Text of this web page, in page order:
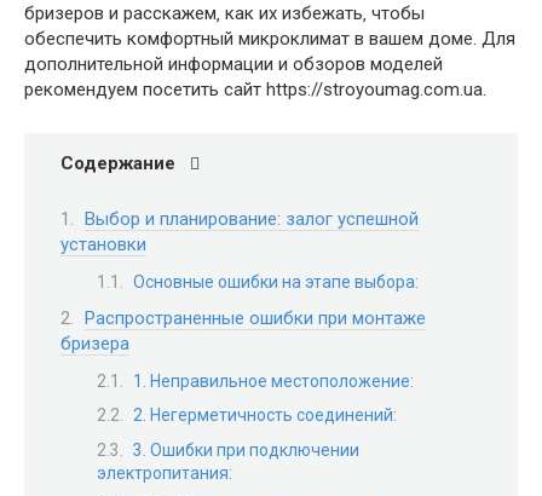
бризеров и расскажем‚ как их избежать‚ чтобы
обеспечить комфортный микроклимат в вашем доме. Для
дополнительной информации и обзоров моделей
рекомендуем посетить сайт https://stroyoumag.com.ua.
Содержание
Выбор и планирование: залог успешной
установки
Основные ошибки на этапе выбора:
Распространенные ошибки при монтаже
бризера
1. Неправильное местоположение:
2. Негерметичность соединений:
3. Ошибки при подключении
электропитания: